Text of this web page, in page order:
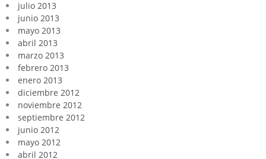
julio 2013
junio 2013
mayo 2013
abril 2013
marzo 2013
febrero 2013
enero 2013
diciembre 2012
noviembre 2012
septiembre 2012
junio 2012
mayo 2012
abril 2012